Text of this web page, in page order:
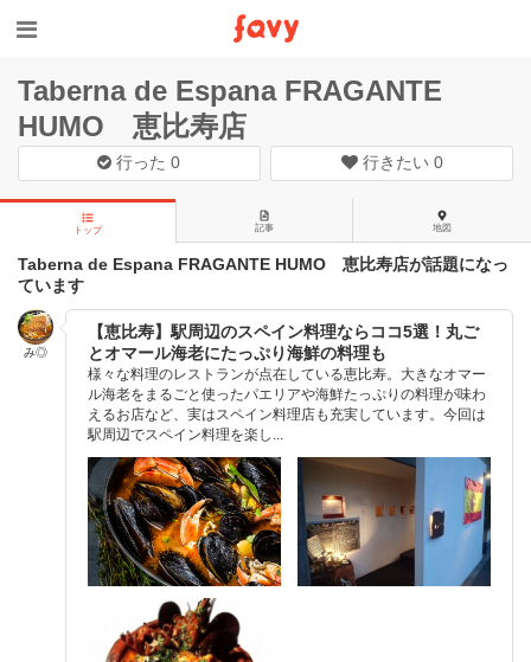
Taberna de Espana FRAGANTE
HUMO 恵比寿店
行った0 行きたい 0
トップ 記事 地図
Taberna de Espana FRAGANTE HUMO 恵比寿店が話題になっ
ています
み◎
【恵比寿】駅周辺のスペイン料理ならココ5選！丸ご
とオマール海老にたっぷり海鮮の料理も
様々な料理のレストランが点在している恵比寿。大きなオマー
ル海老をまるごと使ったパエリアや海鮮たっぷりの料理が味わ
えるお店など、実はスペイン料理店も充実しています。今回は
駅周辺でスペイン料理を楽し...